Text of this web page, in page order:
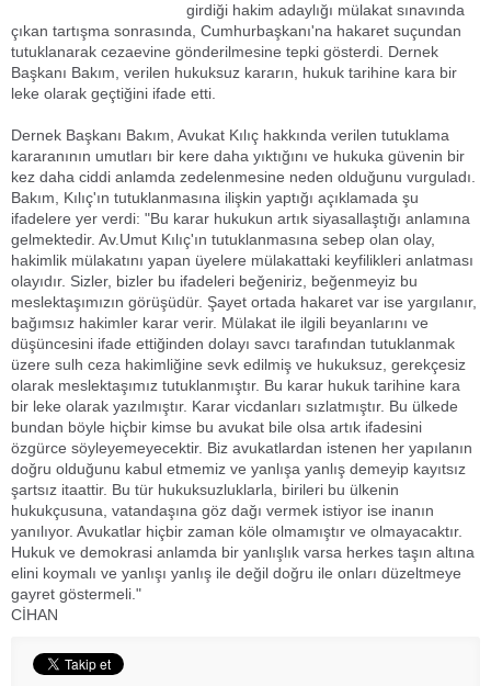
girdiği hakim adaylığı mülakat sınavında
çıkan tartışma sonrasında, Cumhurbaşkanı'na hakaret suçundan
tutuklanarak cezaevine gönderilmesine tepki gösterdi. Dernek
Başkanı Bakım, verilen hukuksuz kararın, hukuk tarihine kara bir
leke olarak geçtiğini ifade etti.
Dernek Başkanı Bakım, Avukat Kılıç hakkında verilen tutuklama
kararanının umutları bir kere daha yıktığını ve hukuka güvenin bir
kez daha ciddi anlamda zedelenmesine neden olduğunu vurguladı.
Bakım, Kılıç'ın tutuklanmasına ilişkin yaptığı açıklamada şu
ifadelere yer verdi: "Bu karar hukukun artık siyasallaştığı anlamına
gelmektedir. Av.Umut Kılıç'ın tutuklanmasına sebep olan olay,
hakimlik mülakatını yapan üyelere mülakattaki keyfilikleri anlatması
olayıdır. Sizler, bizler bu ifadeleri beğeniriz, beğenmeyiz bu
meslektaşımızın görüşüdür. Şayet ortada hakaret var ise yargılanır,
bağımsız hakimler karar verir. Mülakat ile ilgili beyanlarını ve
düşüncesini ifade ettiğinden dolayı savcı tarafından tutuklanmak
üzere sulh ceza hakimliğine sevk edilmiş ve hukuksuz, gerekçesiz
olarak meslektaşımız tutuklanmıştır. Bu karar hukuk tarihine kara
bir leke olarak yazılmıştır. Karar vicdanları sızlatmıştır. Bu ülkede
bundan böyle hiçbir kimse bu avukat bile olsa artık ifadesini
özgürce söyleyemeyecektir. Biz avukatlardan istenen her yapılanın
doğru olduğunu kabul etmemiz ve yanlışa yanlış demeyip kayıtsız
şartsız itaattir. Bu tür hukuksuzluklarla, birileri bu ülkenin
hukukçusuna, vatandaşına göz dağı vermek istiyor ise inanın
yanılıyor. Avukatlar hiçbir zaman köle olmamıştır ve olmayacaktır.
Hukuk ve demokrasi anlamda bir yanlışlık varsa herkes taşın altına
elini koymalı ve yanlışı yanlış ile değil doğru ile onları düzeltmeye
gayret göstermeli."
CİHAN